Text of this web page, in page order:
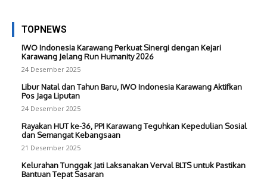
TOPNEWS
IWO Indonesia Karawang Perkuat Sinergi dengan Kejari
Karawang Jelang Run Humanity 2026
24 Desember 2025
Libur Natal dan Tahun Baru, IWO Indonesia Karawang Aktifkan
Pos Jaga Liputan
24 Desember 2025
Rayakan HUT ke-36, PPI Karawang Teguhkan Kepedulian Sosial
dan Semangat Kebangsaan
21 Desember 2025
Kelurahan Tunggak Jati Laksanakan Verval BLTS untuk Pastikan
Bantuan Tepat Sasaran